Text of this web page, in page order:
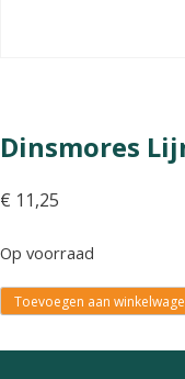
Dinsmores
€ 11,25
Op voorraad
Toevoegen aan